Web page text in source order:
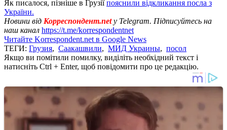
Як писалося, пізніше в Грузіїпояснили відкликання посла з
України.
Новини від Корреспондент.net у Telegram. Підписуйтесь на
наш канал https://t.me/korrespondentnet
Читайте Korrespondent.net в Google News
ТЕГИ: Грузия, Саакашвили, МИД Украины, посол
Якщо ви помітили помилку, виділіть необхідний текст і
натисніть Ctrl + Enter, щоб повідомити про це редакцію.